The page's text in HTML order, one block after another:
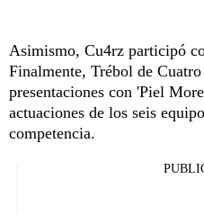
Asimismo, Cu4rz participó
Finalmente, Trébol de
presentaciones con 'Piel
actuaciones de los seis
competencia.